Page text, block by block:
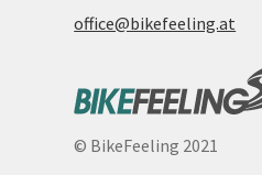
office@bikefeeling.at
© BikeFeeling 2021